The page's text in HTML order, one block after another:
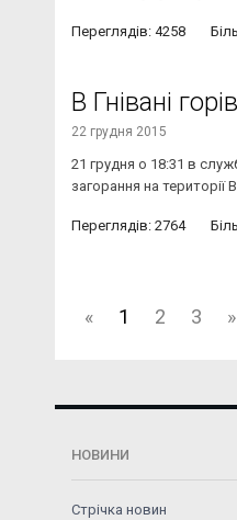
Переглядів: 4258
В Гнівані
22 грудня 2015
21 грудня о 18:31 в
загорання на території
Переглядів: 2764
« 1 2 3 »
НОВИНИ
Стрічка новин